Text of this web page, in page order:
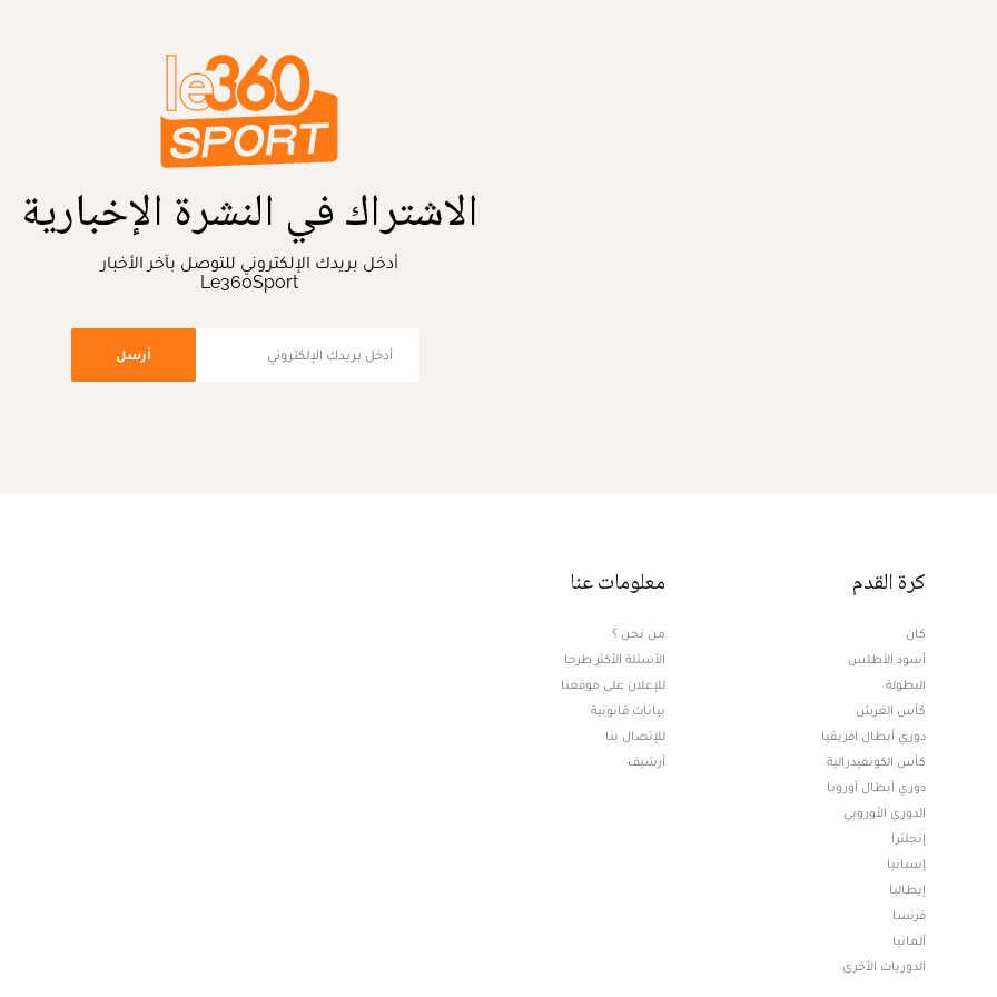
الاشتراك في النشرة الإخبارية
أدخل بريدك الإلكتروني للتوصل بآخر الأخبار
Le360Sport
أرسل
كرة القدم
كان
أسود الأطلس
البطولة
كأس العرش
دوري أبطال افريقيا
كأس الكونفيدرالية
دوري أبطال أوروبا
الدوري الأوروبي
إنجلترا
إسبانيا
إيطاليا
فرنسا
ألمانيا
الدوريات الأخرى
معلومات عنا
من نحن ؟
الأسئلة الأكثر طرحا
للإعلان على موقعنا
بيانات قانونية
للإتصال بنا
أرشيف